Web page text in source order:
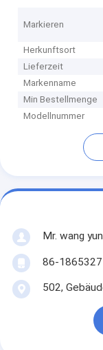
Markieren
Herkunftsort
Lieferzeit
Markenname
Min Bestellmenge
Modellnummer
Mr. wang
86-
502,